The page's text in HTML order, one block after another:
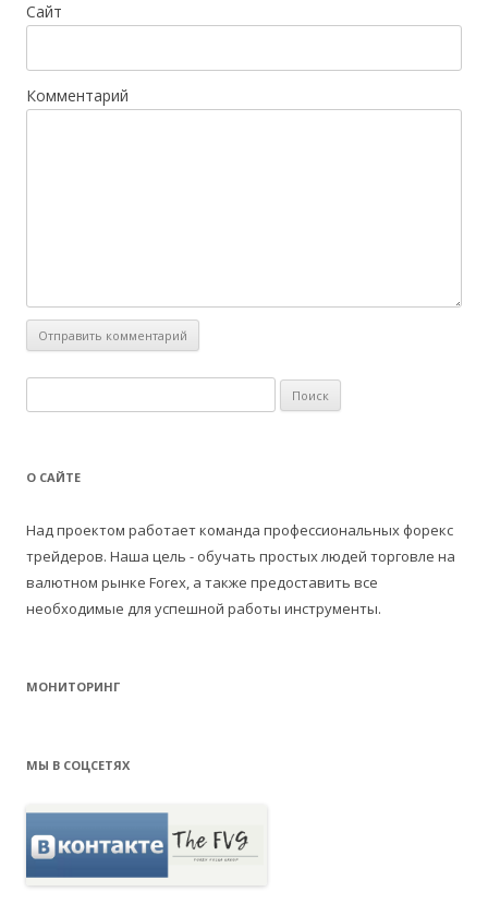
Сайт
Комментарий
а
т
:
О САЙТЕ
Над проектом работает команда профессиональных форекс
трейдеров. Наша цель - обучать простых людей торговле на
валютном рынке Forex, а также предоставить все
необходимые для успешной работы инструменты.
МОНИТОРИНГ
МЫ В СОЦСЕТЯХ